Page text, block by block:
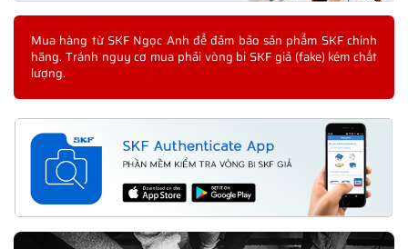
Mua hàng từ SKF Ngọc Anh để đảm bảo sản phẩm SKF chính
hãng. Tránh nguy cơ mua phải vòng bi SKF giả (fake) kém chất
lượng.